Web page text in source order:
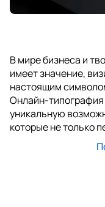
В мире бизнеса и
имеет значение,
настоящим
Онлайн-типография
уникальную
которые не только